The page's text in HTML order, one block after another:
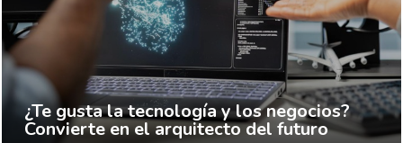
¿Te gusta la tecnología y los negocios?
Convierte en el arquitecto del futuro